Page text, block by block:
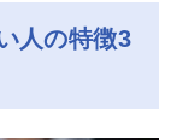
人の特徴3